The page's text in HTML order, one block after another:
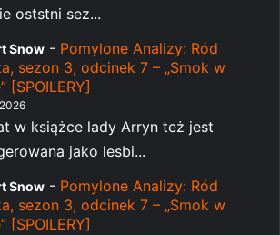
oststni sez...
Snow - Pomylone Analizy: Ród
sezon 3, odcinek 7 – „Smok w
[SPOILERY]
w książce lady Arryn też jest
jako lesbi...
Snow - Pomylone Analizy: Ród
sezon 3, odcinek 7 – „Smok w
[SPOILERY]